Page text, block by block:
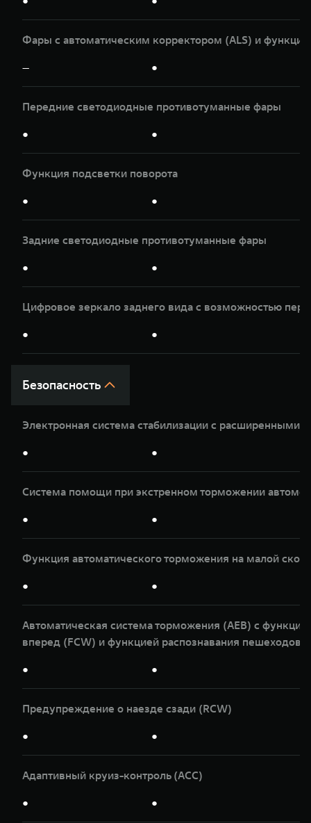
Фары с автоматическим корректором (ALS) и
— ●
Передние светодиодные противотуманные фары
● ●
Функция подсветки поворота
● ●
Задние светодиодные противотуманные фары
● ●
Цифровое зеркало заднего вида с возможностью
● ●
Безопасность
Электронная система стабилизации с расширенными
● ●
Система помощи при экстренном торможении
● ●
Функция автоматического торможения на малой
● ●
Автоматическая система торможения (AEB) с
вперед (FCW) и функцией распознавания пешеходов
● ●
Предупреждение о наезде сзади (RCW)
● ●
Адаптивный круиз-контроль (ACC)
● ●